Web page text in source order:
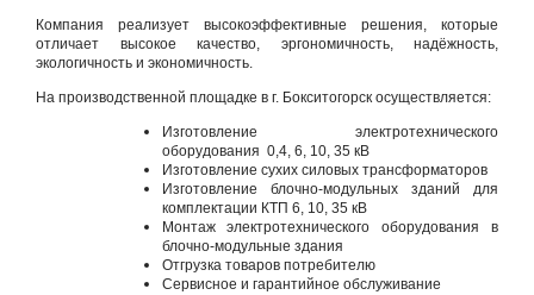
Компания реализует высокоэффективные решения, которые
отличает высокое качество, эргономичность, надёжность,
экологичность и экономичность.
На производственной площадке в г. Бокситогорск осуществляется:
Изготовление электротехнического
оборудования 0,4, 6, 10, 35 кВ
Изготовление сухих силовых трансформаторов
Изготовление блочно-модульных зданий для
комплектации КТП 6, 10, 35 кВ
Монтаж электротехнического оборудования в
блочно-модульные здания
Отгрузка товаров потребителю
Сервисное и гарантийное обслуживание